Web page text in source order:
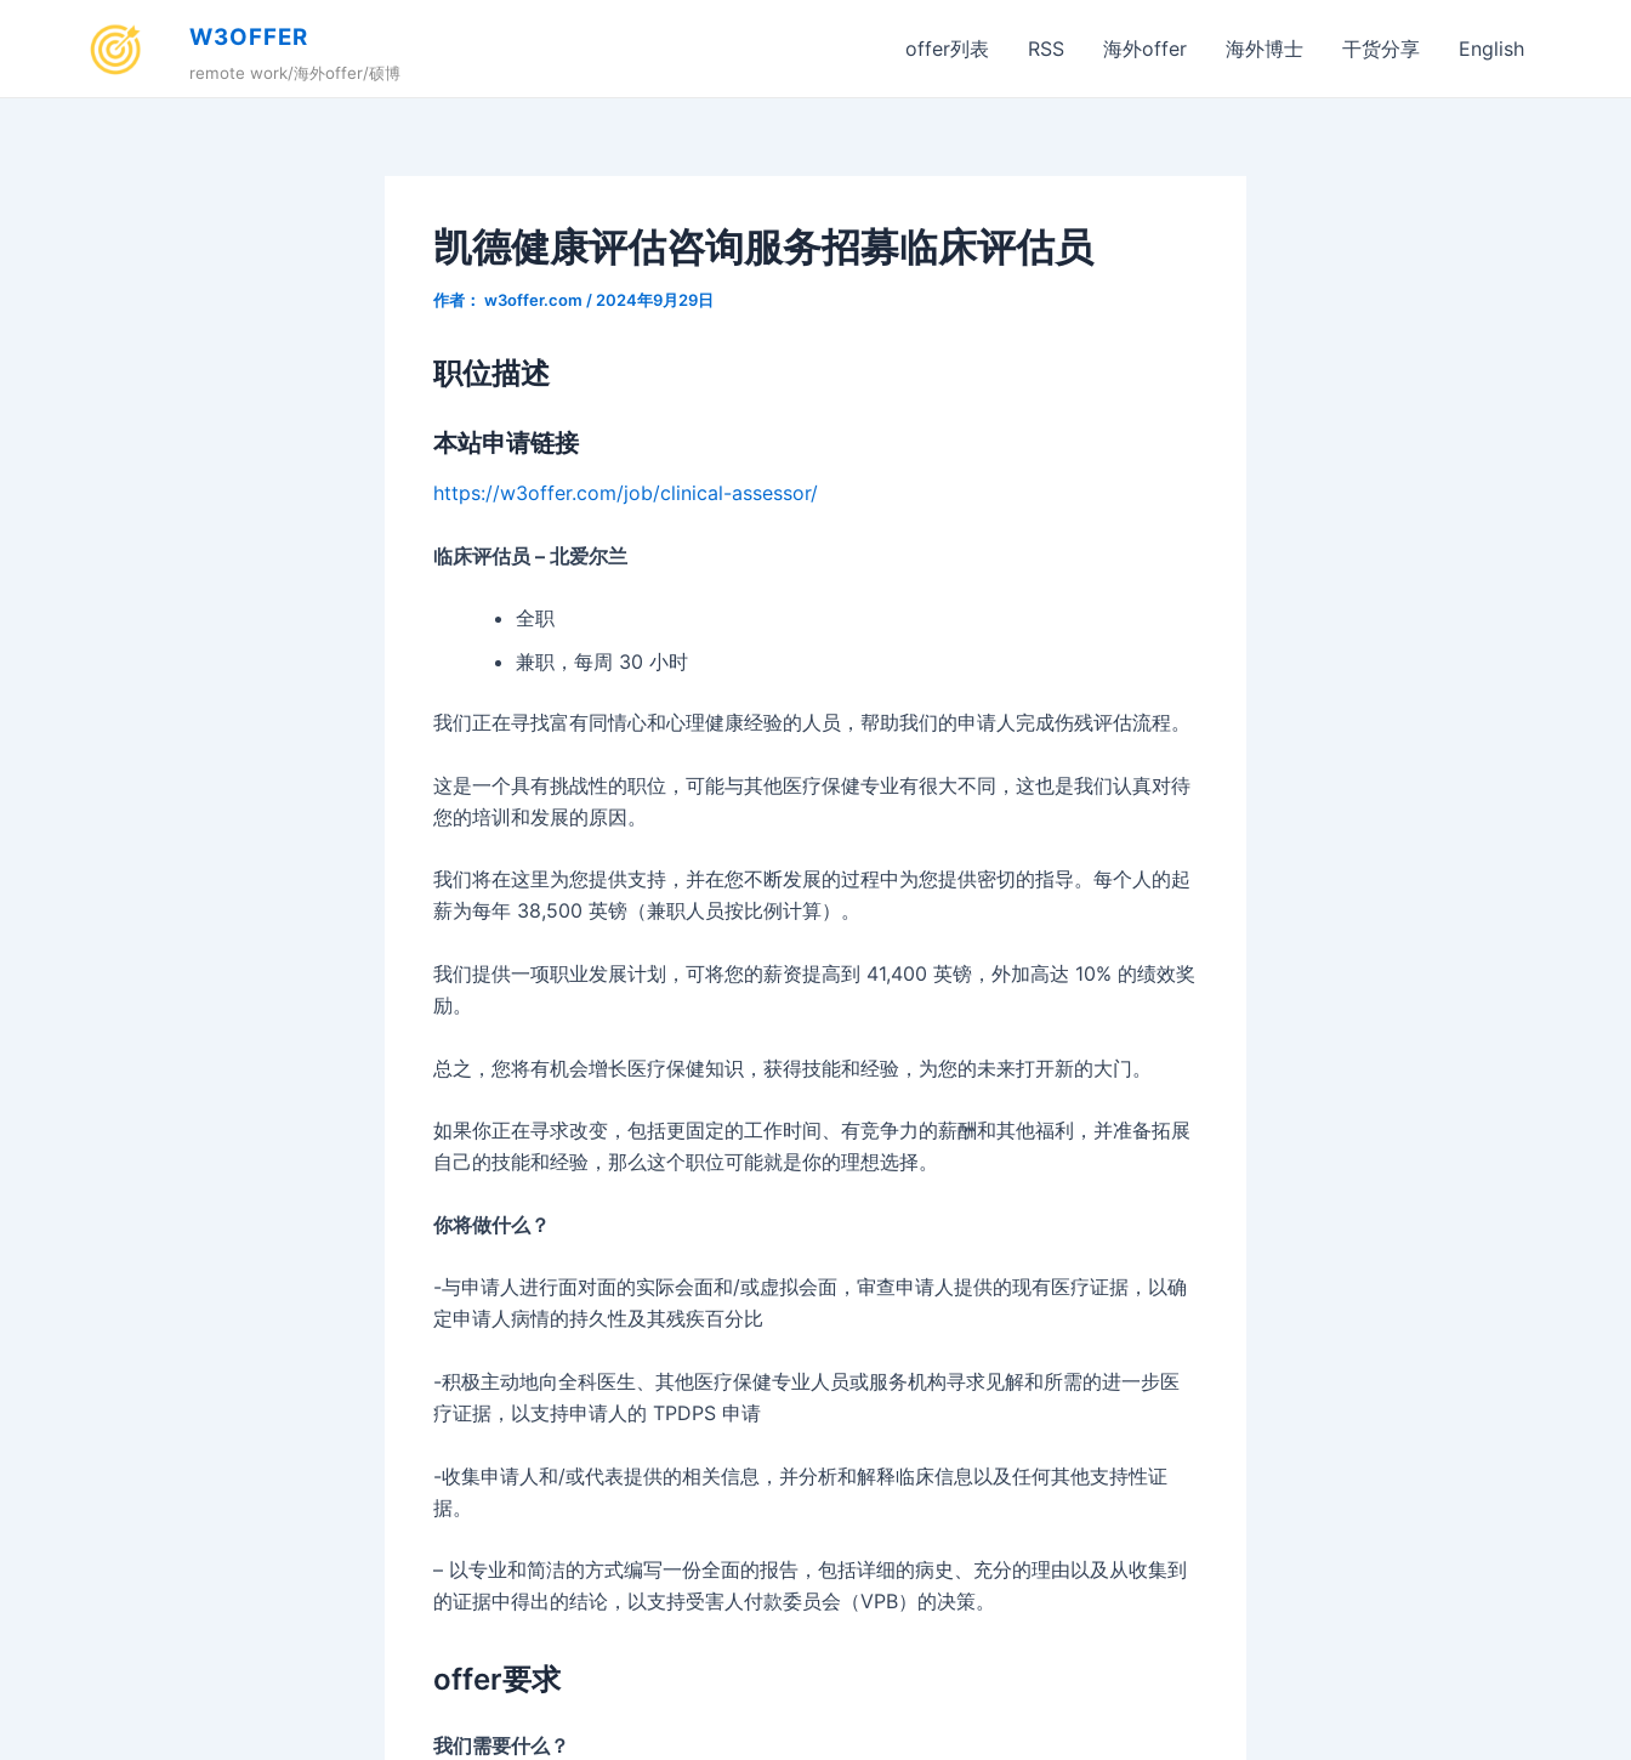
W3OFFER
remote work/海外offer/硕博
offer列表 RSS 海外offer 海外博士 干货分享 English
凯德健康评估咨询服务招募临床评估员
作者： w3offer.com / 2024年9月29日
职位描述
本站申请链接
https://w3offer.com/job/clinical-assessor/
临床评估员 – 北爱尔兰
全职
兼职，每周 30 小时
我们正在寻找富有同情心和心理健康经验的人员，帮助我们的申请人完成伤残评估流程。
这是一个具有挑战性的职位，可能与其他医疗保健专业有很大不同，这也是我们认真对待
您的培训和发展的原因。
我们将在这里为您提供支持，并在您不断发展的过程中为您提供密切的指导。每个人的起
薪为每年 38,500 英镑（兼职人员按比例计算）。
我们提供一项职业发展计划，可将您的薪资提高到 41,400 英镑，外加高达 10% 的绩效奖
励。
总之，您将有机会增长医疗保健知识，获得技能和经验，为您的未来打开新的大门。
如果你正在寻求改变，包括更固定的工作时间、有竞争力的薪酬和其他福利，并准备拓展
自己的技能和经验，那么这个职位可能就是你的理想选择。
你将做什么？
-与申请人进行面对面的实际会面和/或虚拟会面，审查申请人提供的现有医疗证据，以确
定申请人病情的持久性及其残疾百分比
-积极主动地向全科医生、其他医疗保健专业人员或服务机构寻求见解和所需的进一步医
疗证据，以支持申请人的 TPDPS 申请
-收集申请人和/或代表提供的相关信息，并分析和解释临床信息以及任何其他支持性证
据。
– 以专业和简洁的方式编写一份全面的报告，包括详细的病史、充分的理由以及从收集到
的证据中得出的结论，以支持受害人付款委员会（VPB）的决策。
offer要求
我们需要什么？